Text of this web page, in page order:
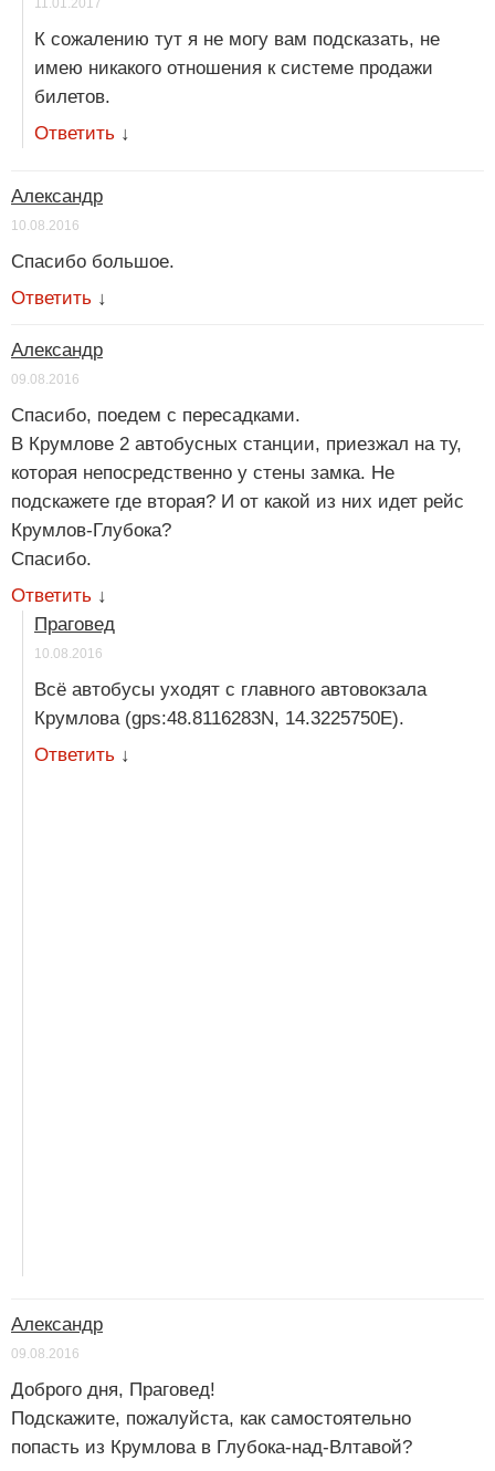
11.01.2017
К сожалению тут я не могу вам подсказать, не
имею никакого отношения к системе продажи
билетов.
Ответить ↓
Александр
10.08.2016
Спасибо большое.
Ответить ↓
Александр
09.08.2016
Спасибо, поедем с пересадками.
В Крумлове 2 автобусных станции, приезжал на ту,
которая непосредственно у стены замка. Не
подскажете где вторая? И от какой из них идет рейс
Крумлов-Глубока?
Спасибо.
Ответить ↓
Праговед
10.08.2016
Всё автобусы уходят с главного автовокзала
Крумлова (gps:48.8116283N, 14.3225750E).
Ответить ↓
Александр
09.08.2016
Доброго дня, Праговед!
Подскажите, пожалуйста, как самостоятельно
попасть из Крумлова в Глубока-над-Влтавой?